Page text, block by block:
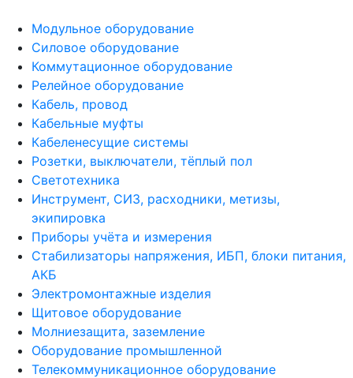
Модульное оборудование
Силовое оборудование
Коммутационное оборудование
Релейное оборудование
Кабель, провод
Кабельные муфты
Кабеленесущие системы
Розетки, выключатели, тёплый пол
Светотехника
Инструмент, СИЗ, расходники, метизы,
экипировка
Приборы учёта и измерения
Стабилизаторы напряжения, ИБП, блоки питания,
АКБ
Электромонтажные изделия
Щитовое оборудование
Молниезащита, заземление
Оборудование промышленной
Телекоммуникационное оборудование